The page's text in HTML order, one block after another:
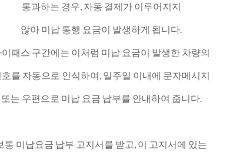
통과하는 경우, 자동 결제가 이루어지지
않아 미납 통행 요금이 발생하게 됩니다.
패스 구간에는 이처럼 미납 요금이 발생한 차량의
호를 자동으로 인식하여, 일주일 이내에 문자메시지
또는 우편으로 미납 요금 납부를 안내하여 줍니다.
통 미납요금 납부 고지서를 받고, 이 고지서에 있는